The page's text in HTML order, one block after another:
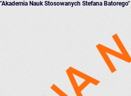
"Akademia Nauk Stosowanych Stefana Batorego"